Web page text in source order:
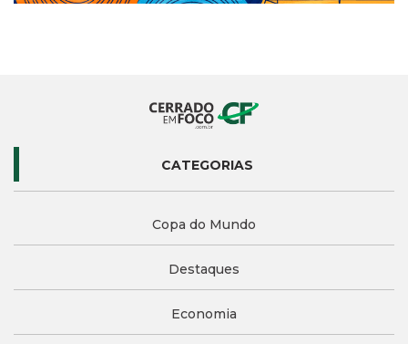
CATEGORIAS
Copa do Mundo
Destaques
Economia